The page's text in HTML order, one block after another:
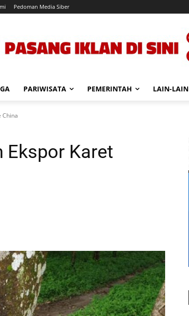
Pedoman Media Siber
PARIWISATA PEMERINTAH LAIN-LAIN
China
Ekspor Karet